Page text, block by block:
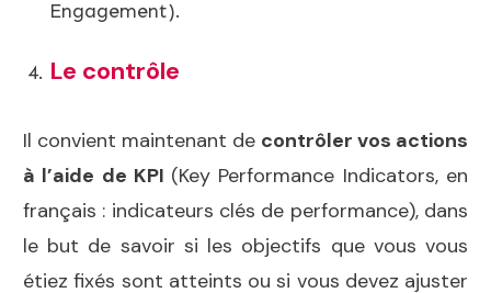
Engagement).
Le contrôle
Il convient maintenant de contrôler vos actions
à l’aide de KPI (Key Performance Indicators, en
français : indicateurs clés de performance), dans
le but de savoir si les objectifs que vous vous
étiez fixés sont atteints ou si vous devez ajuster